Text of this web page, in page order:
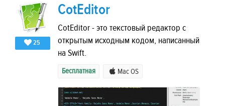
25
CotEditor
CotEditor - это текстовый редактор с
открытым исходным кодом, написанный
на Swift.
Бесплатная Mac OS